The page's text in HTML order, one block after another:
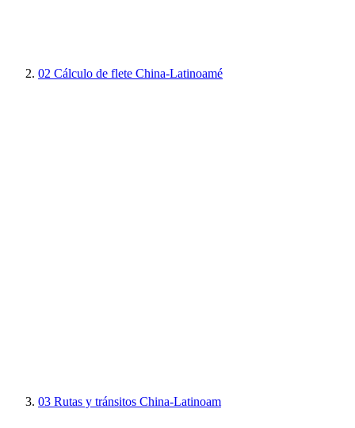
02 Cálculo de flete China-Latinoamé
03 Rutas y tránsitos China-Latinoam